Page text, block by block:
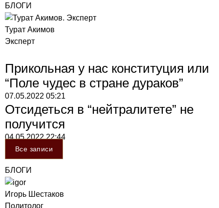
БЛОГИ
Турат Акимов
Эксперт
Прикольная у нас конституция или
“Поле чудес в стране дураков”
07.05.2022 05:21
Отсидеться в “нейтралитете” не
получится
04.05.202222:44
Все записи
БЛОГИ
Игорь Шестаков
Политолог